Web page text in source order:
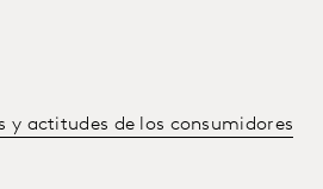
y actitudes de los consumidores